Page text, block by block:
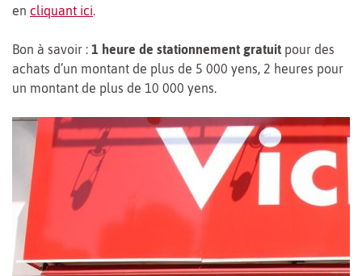
en cliquant ici.
Bon à savoir : 1 heure de stationnement gratuit pour des
achats d’un montant de plus de 5 000 yens, 2 heures pour
un montant de plus de 10 000 yens.